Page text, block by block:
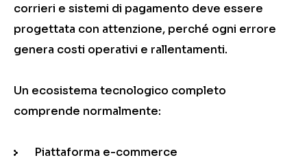
corrieri e sistemi di pagamento deve essere
progettata con attenzione, perché ogni errore
genera costi operativi e rallentamenti.
Un ecosistema tecnologico completo
comprende normalmente:
Piattaforma e-commerce